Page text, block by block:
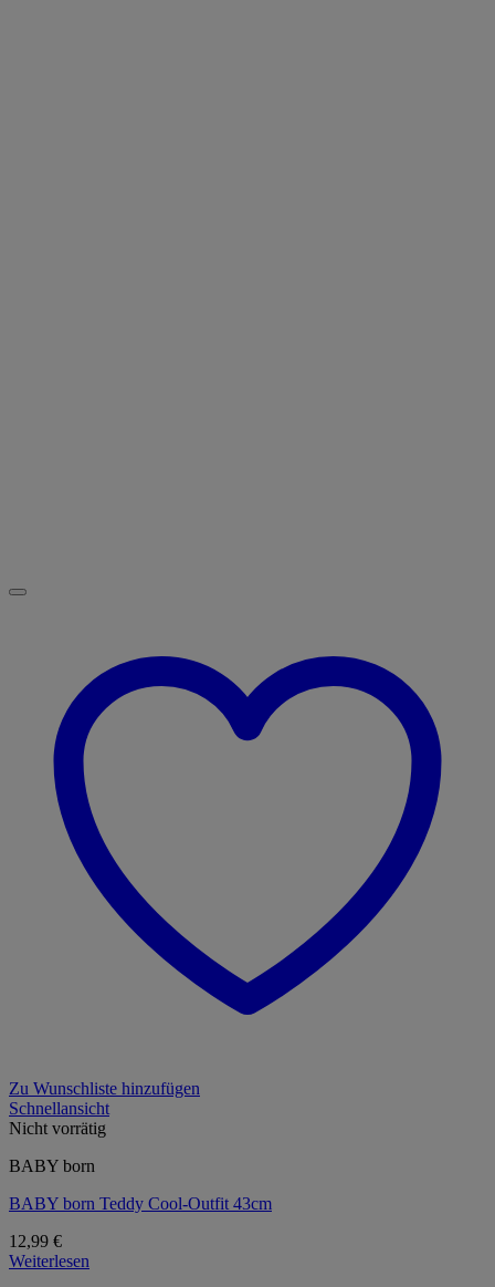
Zu Wunschliste hinzufügen
Schnellansicht
Nicht vorrätig
BABY born
BABY born Teddy Cool-Outfit 43cm
12,99 €
Weiterlesen